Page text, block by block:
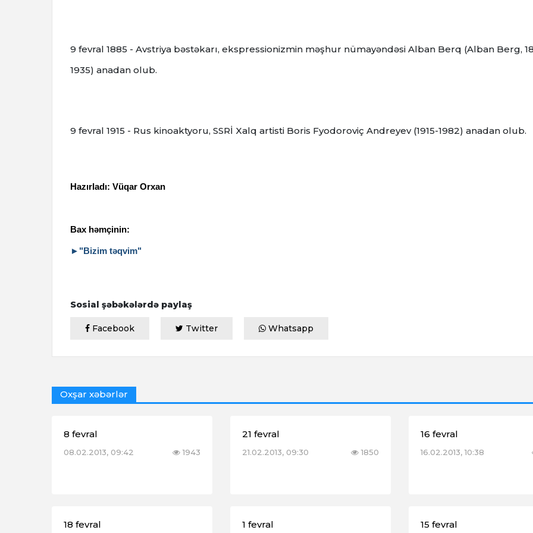
9 fevral 1885 - Avstriya bəstəkarı, ekspressionizmin məşhur nümayəndəsi Alban Berq (Alban Berg,
1935) anadan olub.
9 fevral 1915 - Rus kinoaktyoru, SSRİ Xalq artisti Boris Fyodoroviç Andreyev (1915-1982) anadan olub.
Hazırladı: Vüqar Orxan
Bax həmçinin:
►"Bizim təqvim"
Sosial şəbəkələrdə paylaş
Facebook Twitter Whatsapp
Oxşar xəbərlər
8 fevral
08.02.2013, 09:42 1943
21 fevral
21.02.2013, 09:30 1850
16 fevral
16.02.2013, 10:38
18 fevral 1 fevral 15 fevral